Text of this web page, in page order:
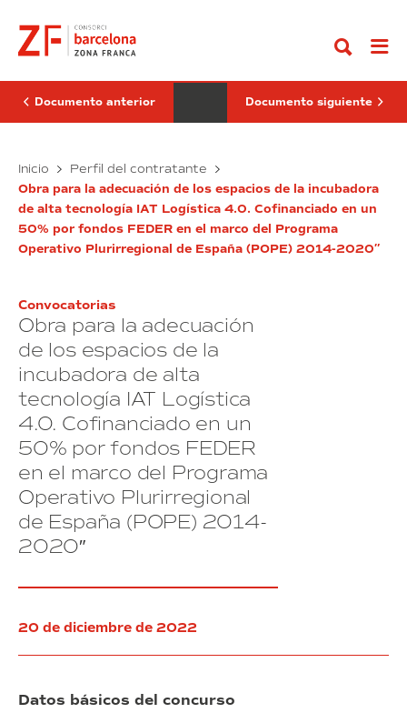
contenido
de
los
care
(extensiones
de
HPE
para
todos
los
productos
que
conforman
on-
premise
del
Consorci
la
Zona
Franca
de
Barcelona”
(exp.
54/2022)
Documento anterior
en
marcha
el
PIZF
de
Barcelona
(exp.
Documento siguiente
Inicio Perfil del contratante
Obra para la adecuación de los espacios de la incubadora
de alta tecnología IAT Logística 4.0. Cofinanciado en un
50% por fondos FEDER en el marco del Programa
Operativo Plurirregional de España (POPE) 2014-2020″
Convocatorias
Obra para la adecuación
de los espacios de la
incubadora de alta
tecnología IAT Logística
4.0. Cofinanciado en un
50% por fondos FEDER
en el marco del Programa
Operativo Plurirregional
de España (POPE) 2014-
2020″
20 de diciembre de 2022
Datos básicos del concurso
renovación
de
los
care
pack’s
garantía)
necesarios
del
fabricante
HPE
para
todos
los
productos
que
la
infraestructura
on-
la
Barcelona”
instalación
y
la
puesta
dos
el
de
Barcelona
(exp.